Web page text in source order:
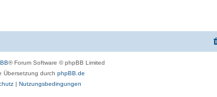
® Forum Software © phpBB Limited
Übersetzung durch phpBB.de
| Nutzungsbedingungen